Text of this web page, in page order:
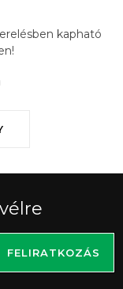
kapható
FELIRATKOZÁS